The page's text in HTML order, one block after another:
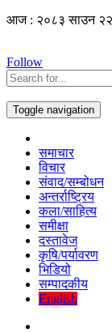
आज : २०८३ साउन २२
Follow
Toggle navigation
समाचार
विचार
संवाद/सम्बोधन
अन्तर्राष्ट्रिय
कला/साहित्य
समीक्षा
दस्तावेज
कृषि/पर्यावरण
भिडियो
सम्पादकीय
English